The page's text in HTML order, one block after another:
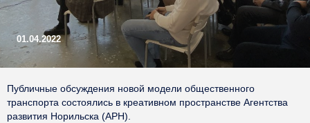
01.04.2022
Публичные обсуждения новой модели общественного
транспорта состоялись в креативном пространстве Агентства
развития Норильска (АРН).